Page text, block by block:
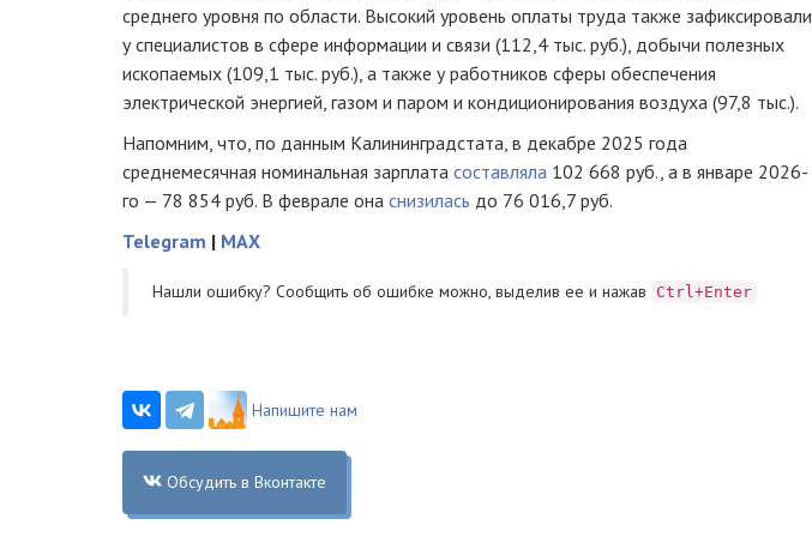
среднего уровня по области. Высокий уровень оплаты труда также зафиксировали
у специалистов в сфере информации и связи (112,4 тыс. руб.), добычи полезных
ископаемых (109,1 тыс. руб.), а также у работников сферы обеспечения
электрической энергией, газом и паром и кондиционирования воздуха (97,8 тыс.).
Напомним, что, по данным Калининградстата, в декабре 2025 года
среднемесячная номинальная зарплата составляла 102 668 руб., а в январе 2026-
го — 78 854 руб. В феврале она снизилась до 76 016,7 руб.
Telegram | MAX
Нашли ошибку? Cообщить об ошибке можно, выделив ее и нажав Ctrl+Enter
Напишите нам
Обсудить в Вконтакте